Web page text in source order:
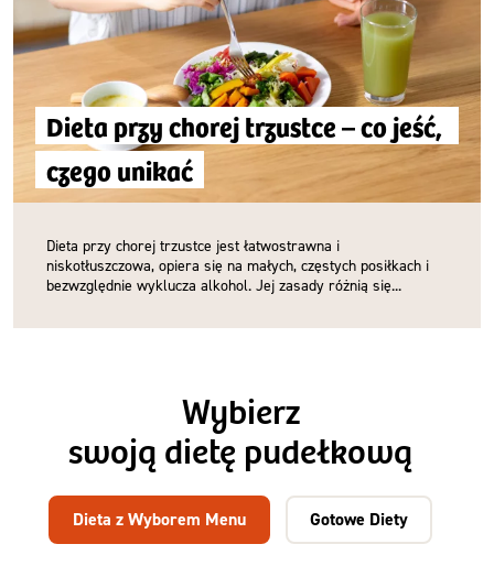
Dieta przy chorej trzustce – co jeść,
czego unikać
Dieta przy chorej trzustce jest łatwostrawna i
niskotłuszczowa, opiera się na małych, częstych posiłkach i
bezwzględnie wyklucza alkohol. Jej zasady różnią się...
Wybierz
swoją dietę pudełkową
Dieta z Wyborem Menu Gotowe Diety